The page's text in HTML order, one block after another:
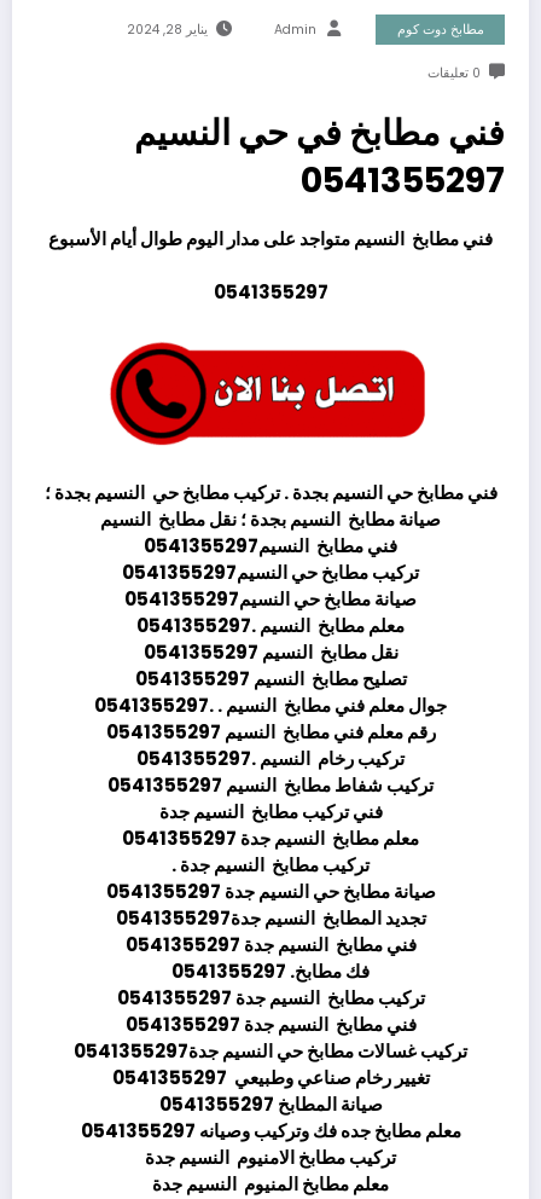
مطابخ دوت كوم Admin يناير 28, 2024
0 تعليقات
فني مطابخ في حي النسيم
0541355297
فني مطابخ النسيم متواجد على مدار اليوم طوال أيام الأسبوع
0541355297
فني مطابخ حي النسيم بجدة . تركيب مطابخ حي النسيم بجدة ؛
صيانة مطابخ النسيم بجدة ؛ نقل مطابخ النسيم
فني مطابخ النسيم0541355297
تركيب مطابخ حي النسيم0541355297
صيانة مطابخ حي النسيم0541355297
معلم مطابخ النسيم .0541355297
نقل مطابخ النسيم 0541355297
تصليح مطابخ النسيم 0541355297
جوال معلم فني مطابخ النسيم . .0541355297
رقم معلم فني مطابخ النسيم 0541355297
تركيب رخام النسيم .0541355297
تركيب شفاط مطابخ النسيم 0541355297
فني تركيب مطابخ النسيم جدة
معلم مطابخ النسيم جدة 0541355297
تركيب مطابخ النسيم جدة .
صيانة مطابخ حي النسيم جدة 0541355297
تجديد المطابخ النسيم جدة0541355297
فني مطابخ النسيم جدة 0541355297
فك مطابخ. 0541355297
تركيب مطابخ النسيم جدة 0541355297
فني مطابخ النسيم جدة 0541355297
تركيب غسالات مطابخ حي النسيم جدة0541355297
تغيير رخام صناعي وطبيعي 0541355297
صيانة المطابخ 0541355297
معلم مطابخ جده فك وتركيب وصيانه 0541355297
تركيب مطابخ الامنيوم النسيم جدة
معلم مطابخ المنيوم النسيم جدة